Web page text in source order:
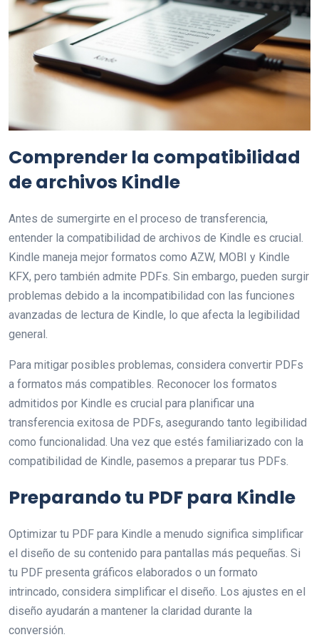
Comprender la compatibilidad
de archivos Kindle
Antes de sumergirte en el proceso de transferencia,
entender la compatibilidad de archivos de Kindle es crucial.
Kindle maneja mejor formatos como AZW, MOBI y Kindle
KFX, pero también admite PDFs. Sin embargo, pueden surgir
problemas debido a la incompatibilidad con las funciones
avanzadas de lectura de Kindle, lo que afecta la legibilidad
general.
Para mitigar posibles problemas, considera convertir PDFs
a formatos más compatibles. Reconocer los formatos
admitidos por Kindle es crucial para planificar una
transferencia exitosa de PDFs, asegurando tanto legibilidad
como funcionalidad. Una vez que estés familiarizado con la
compatibilidad de Kindle, pasemos a preparar tus PDFs.
Preparando tu PDF para Kindle
Optimizar tu PDF para Kindle a menudo significa simplificar
el diseño de su contenido para pantallas más pequeñas. Si
tu PDF presenta gráficos elaborados o un formato
intrincado, considera simplificar el diseño. Los ajustes en el
diseño ayudarán a mantener la claridad durante la
conversión.